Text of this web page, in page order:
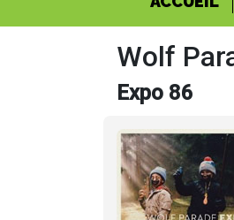
Wolf
Expo 86